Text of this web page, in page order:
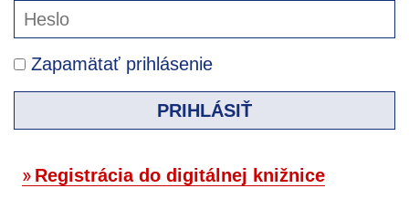
Zapamätať prihlásenie
PRIHLÁSIŤ
Registrácia do digitálnej knižnice